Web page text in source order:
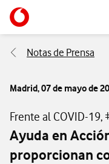
Ir a la pagina principal de
Notas de Prensa
Madrid,07 de mayo de
Frente al COVID-19,
Ayuda en
proporcionan